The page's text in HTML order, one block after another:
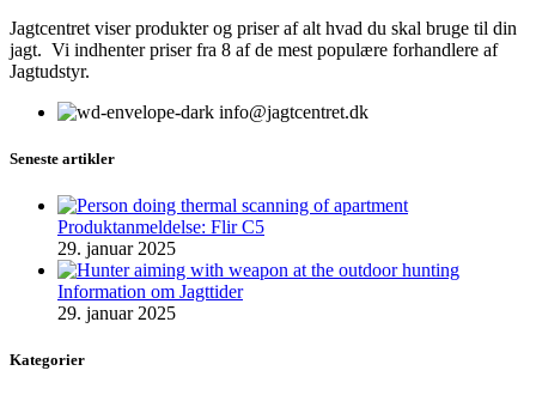
Jagtcentret viser produkter og priser af alt hvad du skal bruge til din
jagt. Vi indhenter priser fra 8 af de mest populære forhandlere af
Jagtudstyr.
info@jagtcentret.dk
Seneste artikler
Produktanmeldelse: Flir C5
29. januar 2025
Information om Jagttider
29. januar 2025
Kategorier